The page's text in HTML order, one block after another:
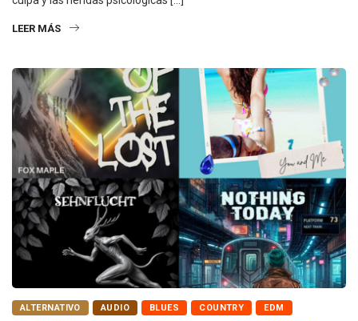
LEER MÁS
ALTERNATIVO AUDIO BLUES COUNTRY EDM